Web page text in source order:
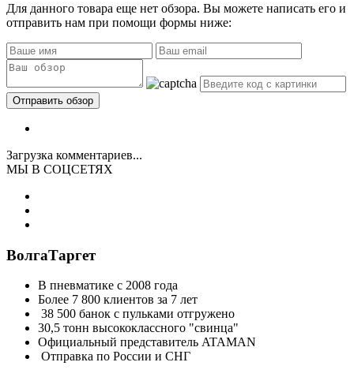
Для данного товара еще нет обзора. Вы можете написать его и
отправить нам при помощи формы ниже:
Загрузка комментариев...
МЫ В СОЦСЕТЯХ
ВолгаТаргет
В пневматике с 2008 года
Более 7 800 клиентов за 7 лет
38 500 банок с пульками отгружено
30,5 тонн высококлассного "свинца"
Официальный представитель ATAMAN
Отправка по России и СНГ